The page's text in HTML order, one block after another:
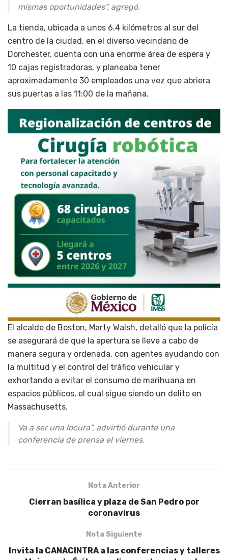
mismas oportunidades”, agregó.
La tienda, ubicada a unos 6.4 kilómetros al sur del
centro de la ciudad, en el diverso vecindario de
Dorchester, cuenta con una enorme área de espera y
10 cajas registradoras, y planeaba tener
aproximadamente 30 empleados una vez que abriera
sus puertas a las 11:00 de la mañana.
El alcalde de Boston, Marty Walsh, detalló que la policía
se asegurará de que la apertura se lleve a cabo de
manera segura y ordenada, con agentes ayudando con
la multitud y el control del tráfico vehicular y
exhortando a evitar el consumo de marihuana en
espacios públicos, el cual sigue siendo un delito en
Massachusetts.
Va a ser una locura”, advirtió durante una
conferencia de prensa el viernes.
Nota Anterior
Cierran basílica y plaza de San Pedro por
coronavirus
Nota Siguiente
Invita la CANACINTRA a las conferencias y talleres